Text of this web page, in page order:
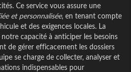
Ce service vous assure une
et personnalisée, en tenant compte
et des exigences locales. La
capacité à anticiper les besoins
de gérer efficacement les dossiers
se charge de collecter, analyser et
indispensables pour